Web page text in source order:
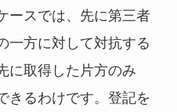
ースでは、先に第三者
一方に対して対抗する
に取得した片方のみ
きるわけです。登記を